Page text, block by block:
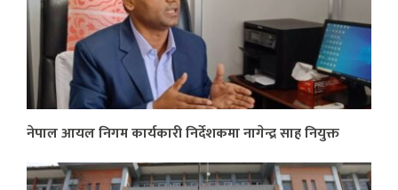
नेपाल आयल निगम कार्यकारी निर्देशकमा नागेन्द्र साह नियुक्त